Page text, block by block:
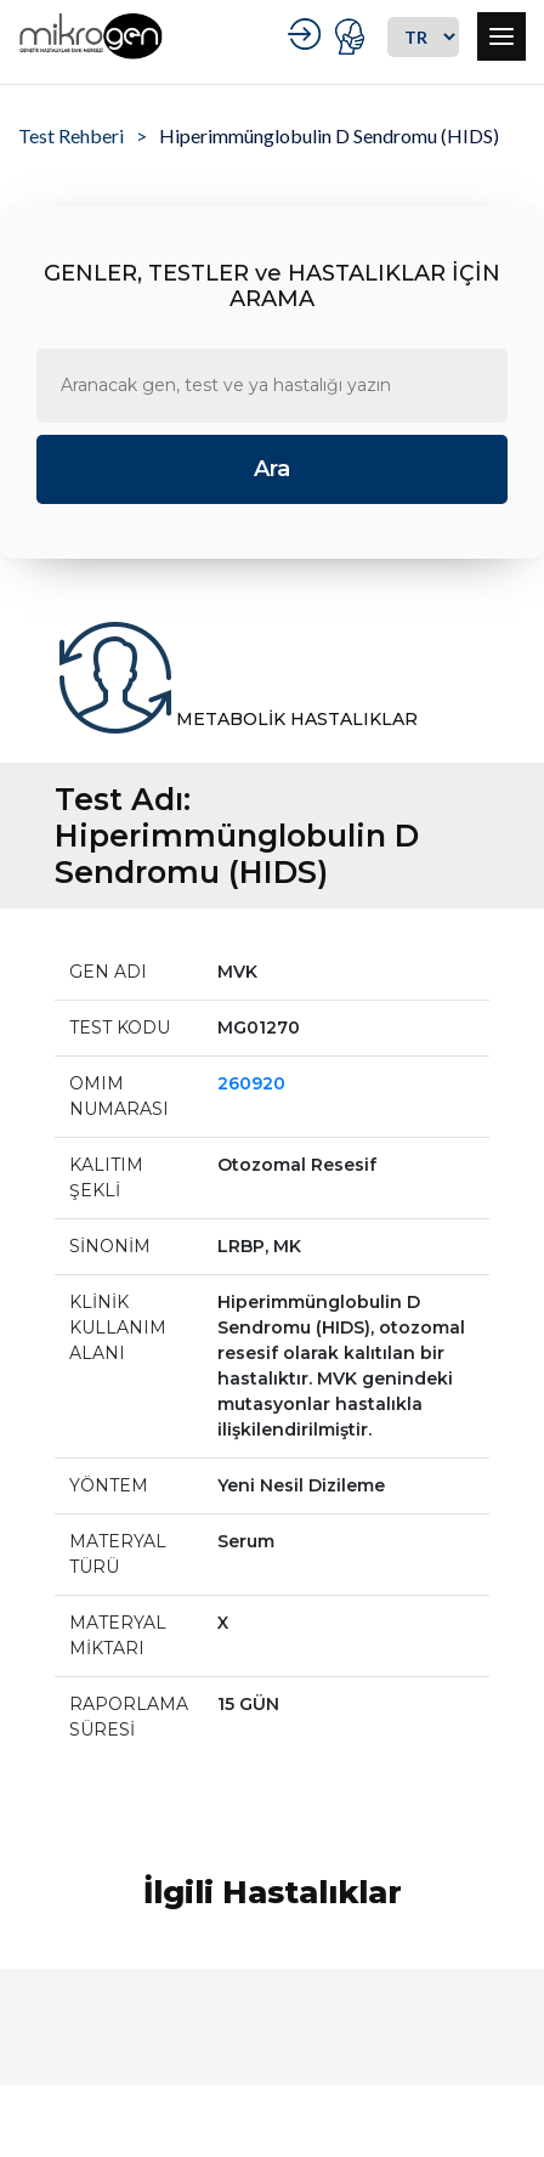
Test Rehberi Hiperimmünglobulin D Sendromu (HIDS)
GENLER, TESTLER ve HASTALIKLAR İÇİN
ARAMA
METABOLİK HASTALIKLAR
Test Adı:
Hiperimmünglobulin D
Sendromu (HIDS)
GEN ADI MVK
TEST KODU MG01270
OMIM
NUMARASI
260920
KALITIM
ŞEKLİ
Otozomal Resesif
SİNONİM LRBP, MK
KLİNİK
KULLANIM
ALANI
Hiperimmünglobulin D
Sendromu (HIDS), otozomal
resesif olarak kalıtılan bir
hastalıktır. MVK genindeki
mutasyonlar hastalıkla
ilişkilendirilmiştir.
YÖNTEM Yeni Nesil Dizileme
MATERYAL
TÜRÜ
Serum
MATERYAL
MİKTARI
X
RAPORLAMA
SÜRESİ
15 GÜN
İlgili Hastalıklar